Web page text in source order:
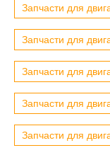
Запчасти для
Запчасти для
Запчасти для
Запчасти для
Запчасти для